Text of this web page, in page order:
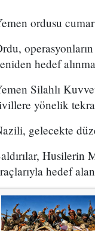
ordusu
hedef
Silahlı
yönelik
gelecekte
Husilerin
hedef